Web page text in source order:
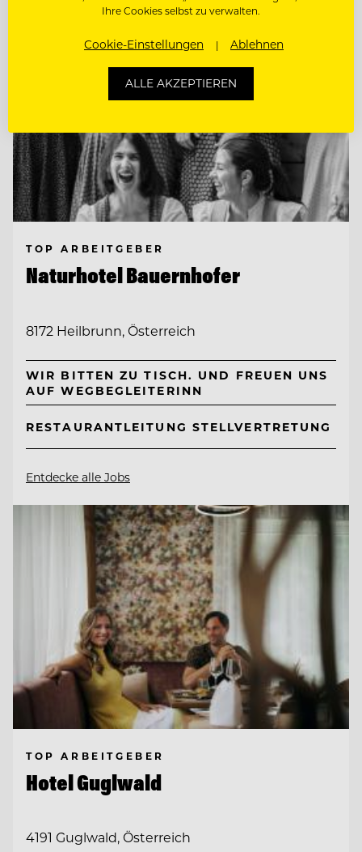
TOP ARBEITGEBER
Naturhotel Bauernhofer
8172 Heilbrunn, Österreich
WIR BITTEN ZU TISCH. UND FREUEN UNS
AUF WEGBEGLEITERINN
RESTAURANTLEITUNG STELLVERTRETUNG
Entdecke alle Jobs
TOP ARBEITGEBER
Hotel Guglwald
4191 Guglwald, Österreich
Ihre Cookies selbst zu verwalten.
Cookie-Einstellungen Ablehnen
ALLE AKZEPTIEREN